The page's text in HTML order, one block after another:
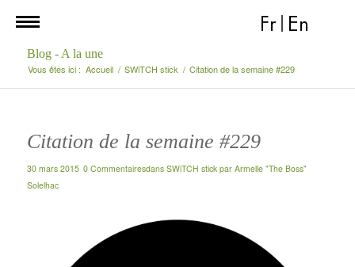
Fr En
Blog - A la une
Vous êtes ici : Accueil / SWiTCH stick / Citation de la semaine #229
Citation de la semaine #229
30 mars 2015 0 Commentairesdans SWiTCH stick par Armelle "The Boss"
Solelhac